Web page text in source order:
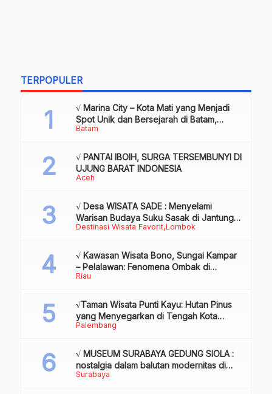
TERPOPULER
Batam
√ Marina City – Kota Mati yang Menjadi
Spot Unik dan Bersejarah di Batam,
Review & Info
Aceh
√ PANTAI IBOIH, SURGA TERSEMBUNYI DI
UJUNG BARAT INDONESIA
Destinasi Wisata Favorit Lombok
√ Desa WISATA SADE : Menyelami
Warisan Budaya Suku Sasak di Jantung
Lombok
Riau
√ Kawasan Wisata Bono, Sungai Kampar
– Pelalawan: Fenomena Ombak di
Tengah Sungai yang Mendunia, Review
Palembang
√Taman Wisata Punti Kayu: Hutan Pinus
yang Menyegarkan di Tengah Kota
Palembang
Surabaya
√ MUSEUM SURABAYA GEDUNG SIOLA :
nostalgia dalam balutan modernitas di
tengah kota pahlawan, Review & Info